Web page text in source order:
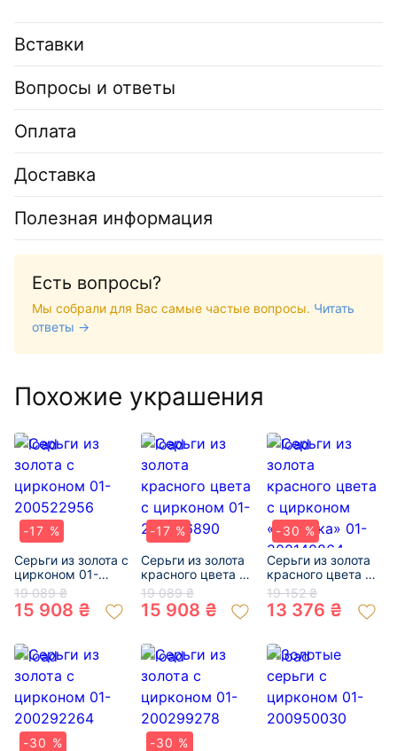
Вставки
Вопросы и ответы
Оплата
Доставка
Полезная информация
Есть вопросы?
Мы собрали для Вас самые частые вопросы. Читать
ответы →
Похожие украшения
-17 %
Серьги из золота с
цирконом 01-
200522956
19 089 ₴
15 908 ₴
-17 %
Серьги из золота
красного цвета с
цирконом 01-
200796890
19 089 ₴
15 908 ₴
-30 %
Серьги из золота
красного цвета с
цирконом
«Бабочка» 01-
200140864
19 152 ₴
13 376 ₴
-30 %
-30 %